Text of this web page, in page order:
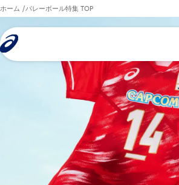
ホーム バレーボール特集 TOP